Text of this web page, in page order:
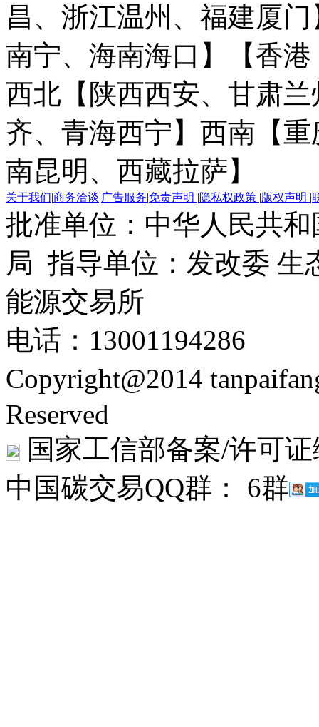
昌、浙江温州、福建厦门
南宁、海南海口】
【香
西北【陕西西安、甘肃
齐、青海西宁】 西南【
南昆明、西藏拉萨】
关于我们|商务洽谈|广告服务|免责声明 |隐私权政策 |版权声明 |
批准单位：中华人民共
局 指导单位：发改委 生
能源交易所
电话：13001194286
Copyright@2014
Reserved
国家工信部备案/许可
中国碳交易QQ群： 6群